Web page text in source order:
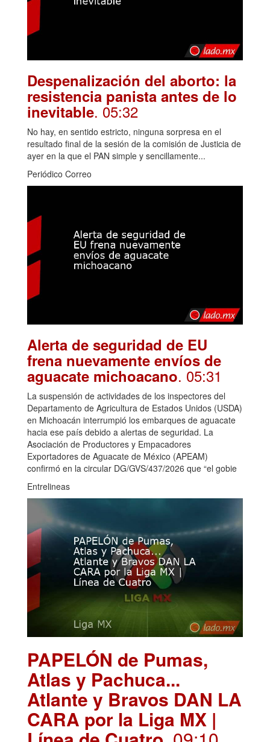
Despenalización del aborto: la
resistencia panista antes de lo
inevitable. 05:32
No hay, en sentido estricto, ninguna sorpresa en el
resultado final de la sesión de la comisión de Justicia de
ayer en la que el PAN simple y sencillamente...
Periódico Correo
Alerta de seguridad de EU
frena nuevamente envíos de
aguacate michoacano. 05:31
La suspensión de actividades de los inspectores del
Departamento de Agricultura de Estados Unidos (USDA)
en Michoacán interrumpió los embarques de aguacate
hacia ese país debido a alertas de seguridad. La
Asociación de Productores y Empacadores
Exportadores de Aguacate de México (APEAM)
confirmó en la circular DG/GVS/437/2026 que “el gobie
Entrelineas
PAPELÓN de Pumas,
Atlas y Pachuca...
Atlante y Bravos DAN LA
CARA por la Liga MX |